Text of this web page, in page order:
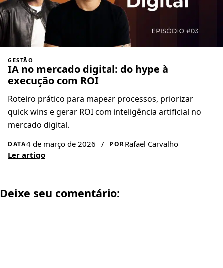
GESTÃO
IA no mercado digital: do hype à
execução com ROI
Roteiro prático para mapear processos, priorizar
quick wins e gerar ROI com inteligência artificial no
mercado digital.
DATA4 de março de 2026 / PORRafael Carvalho
Ler artigo
Deixe seu comentário: